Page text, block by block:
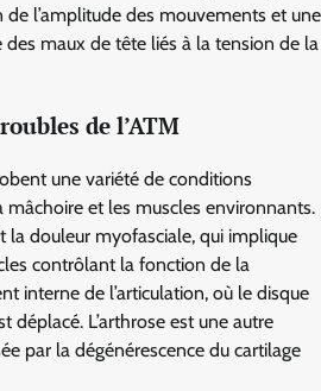
l’amplitude des mouvements et une
maux de tête liés à la tension de la
de l’ATM
une variété de conditions
mâchoire et les muscles environnants.
la douleur myofasciale, qui implique
contrôlant la fonction de la
interne de l’articulation, où le disque
déplacé. L’arthrose est une autre
par la dégénérescence du cartilage